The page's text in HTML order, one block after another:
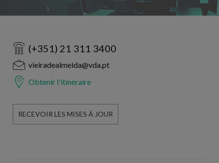
(+351) 21 311 3400
vieiradealmeida@vda.pt
Obtenir l'itinéraire
RECEVOIR LES MISES À JOUR